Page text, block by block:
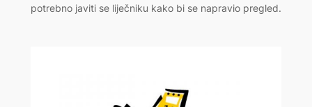
potrebno javiti se liječniku kako bi se napravio pregled.